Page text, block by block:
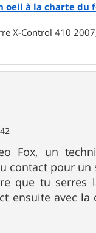
oeil à la charte du
X-Control 410 2007,
Fox, un
contact pour un
que tu serres
ensuite avec la